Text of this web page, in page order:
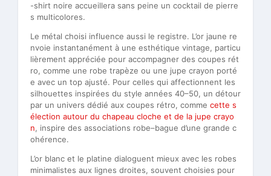
-shirt noire accueillera sans peine un cocktail de pierre
s multicolores.
Le métal choisi influence aussi le registre. L’or jaune re
nvoie instantanément à une esthétique vintage, particu
lièrement appréciée pour accompagner des coupes rét
ro, comme une robe trapèze ou une jupe crayon porté
e avec un top ajusté. Pour celles qui affectionnent les
silhouettes inspirées du style années 40–50, un détour
par un univers dédié aux coupes rétro, comme cette s
élection autour du chapeau cloche et de la jupe crayo
n, inspire des associations robe–bague d’une grande c
ohérence.
L’or blanc et le platine dialoguent mieux avec les robes
minimalistes aux lignes droites, souvent choisies pour